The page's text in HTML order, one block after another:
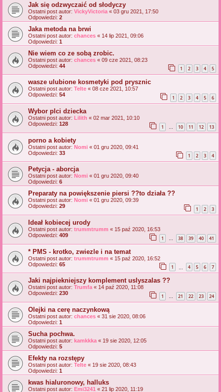
Jak się odzwyczaić od słodyczy
Ostatni post autor: VickyVictoria « 03 gru 2021, 17:50
Odpowiedzi: 2
Jaka metoda na brwi
Ostatni post autor: chances « 14 lip 2021, 09:06
Odpowiedzi: 1
Nie wiem co ze sobą zrobic.
Ostatni post autor: chances « 09 cze 2021, 08:23
Odpowiedzi: 44 1 2 3 4 5
wasze ulubione kosmetyki pod prysznic
Ostatni post autor: Telte « 08 cze 2021, 10:57
Odpowiedzi: 54 1 2 3 4 5 6
Wybor plci dziecka
Ostatni post autor: Lilith « 02 mar 2021, 10:10
Odpowiedzi: 128 1 … 10 11 12 13
porno a kobiety
Ostatni post autor: Nomi « 01 gru 2020, 09:41
Odpowiedzi: 33 1 2 3 4
Petycja - aborcja
Ostatni post autor: Nomi « 01 gru 2020, 09:40
Odpowiedzi: 6
Preparaty na powiększenie piersi ??to działa ??
Ostatni post autor: Nomi « 01 gru 2020, 09:39
Odpowiedzi: 29 1 2 3
Ideał kobiecej urody
Ostatni post autor: trummtrumm « 15 paź 2020, 16:53
Odpowiedzi: 409 1 … 38 39 40 41
* PMS - krotko, zwiezle i na temat
Ostatni post autor: trummtrumm « 15 paź 2020, 16:52
Odpowiedzi: 65 1 4 5 6 7
Jaki najpiekniejszy komplement uslyszalas ??
Ostatni post autor: Trumfa « 14 paź 2020, 11:08
Odpowiedzi: 230 1 … 21 22 23 24
Olejki na cerę naczynkową
Ostatni post autor: chances « 31 sie 2020, 08:06
Odpowiedzi: 1
Sucha pochwa.
Ostatni post autor: kamkkka « 19 sie 2020, 12:05
Odpowiedzi: 5
Efekty na rozstępy
Ostatni post autor: Telte « 19 sie 2020, 08:43
Odpowiedzi: 1
kwas hialuronowy, halluks
Ostatni post autor: Emi3241 « 21 lip 2020, 11:19